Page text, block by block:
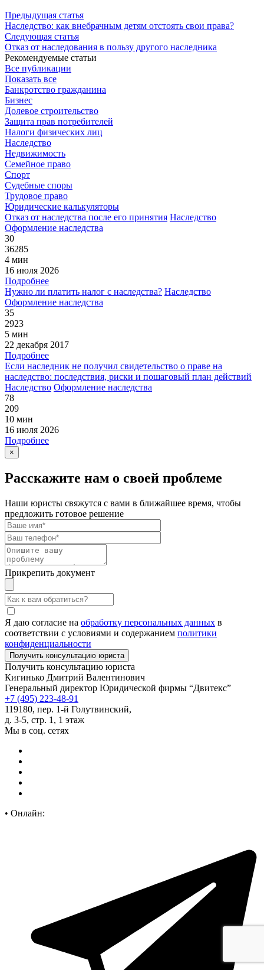
Предыдущая статья
Наследство: как внебрачным детям отстоять свои права?
Следующая статья
Отказ от наследования в пользу другого наследника
Рекомендуемые статьи
Все публикации
Показать все
Банкротство гражданина
Бизнес
Долевое строительство
Защита прав потребителей
Налоги физических лиц
Наследство
Недвижимость
Семейное право
Спорт
Судебные споры
Трудовое право
Юридические калькуляторы
Отказ от наследства после его принятия Наследство
Оформление наследства
30
36285
4 мин
16 июля 2026
Подробнее
Нужно ли платить налог с наследства? Наследство
Оформление наследства
35
2923
5 мин
22 декабря 2017
Подробнее
Если наследник не получил свидетельство о праве на
наследство: последствия, риски и пошаговый план действий
Наследство Оформление наследства
78
209
10 мин
16 июля 2026
Подробнее
×
Расскажите нам о своей проблеме
Наши юристы свяжутся с вами в ближайшее время, чтобы
предложить готовое решение
Прикрепить документ
Я даю согласие на обработку персональных данных в
соответствии с условиями и содержанием политики
конфиденциальности
Получить консультацию юриста
Кигинько Дмитрий Валентинович
Генеральный директор Юридической фирмы “Двитекс”
+7 (495) 223-48-91
119180, пер. 1-й Голутвинский,
д. 3-5, стр. 1, 1 этаж
Мы в соц. сетях
• Онлайн: